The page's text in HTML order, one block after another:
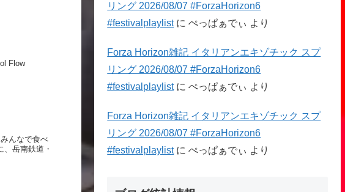
Flow
んなで食べ
岳南鉄道・
リング 2026/08/07 #ForzaHorizon6
#festivalplaylistにぺっぱぁでぃ より
Forza Horizon雑記 イタリアンエキゾチック スプ
リング 2026/08/07 #ForzaHorizon6
#festivalplaylistにぺっぱぁでぃ より
Forza Horizon雑記 イタリアンエキゾチック スプ
リング 2026/08/07 #ForzaHorizon6
#festivalplaylistにぺっぱぁでぃ より